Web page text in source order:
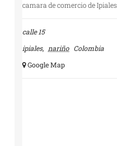
camara de comercio de Ipiales
calle 15
ipiales, nariño Colombia
+ Google Map